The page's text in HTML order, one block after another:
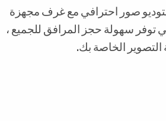
صور احترافي مع غرف مجهزة
سهولة حجز المرافق للجميع ،
الخاصة بك.